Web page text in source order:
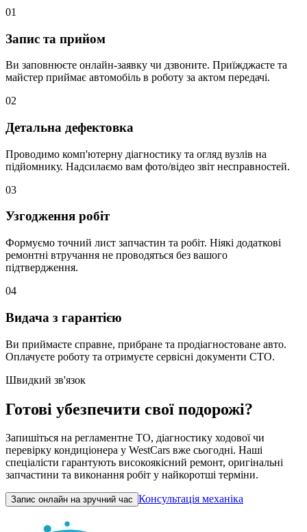
01
Запис та прийом
Ви заповнюєте онлайн-заявку чи дзвоните. Приїжджаєте та
майстер приймає автомобіль в роботу за актом передачі.
02
Детальна дефектовка
Проводимо комп'ютерну діагностику та огляд вузлів на
підйомнику. Надсилаємо вам фото/відео звіт несправностей.
03
Узгодження робіт
Формуємо точний лист запчастин та робіт. Ніякі додаткові
ремонтні втручання не проводяться без вашого
підтвердження.
04
Видача з гарантією
Ви приймаєте справне, прибране та продіагностоване авто.
Оплачуєте роботу та отримуєте сервісні документи СТО.
Швидкий зв'язок
Готові убезпечити свої подорожі?
Запишіться на регламентне ТО, діагностику ходової чи
перевірку кондиціонера у WestCars вже сьогодні. Наші
спеціалісти гарантують високоякісний ремонт, оригінальні
запчастини та виконання робіт у найкоротші терміни.
Запис онлайн на зручний час Консультація механіка